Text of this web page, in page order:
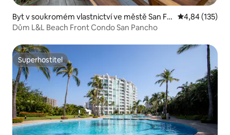
Byt v soukromém vlastnictví ve městě San Fr
ancisco
Průměrné
4,84 (135)
Dům L&L Beach Front Condo San Pancho
Superhostitel
Superhostitel